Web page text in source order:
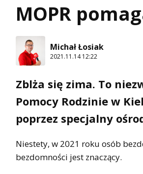
MOPR
Michał Łosiak
2021.11.14 12:22
Zblża się zima. To
Pomocy Rodzinie w
poprzez specjalny
Niestety, w 2021 roku osób
bezdomności jest znaczący.